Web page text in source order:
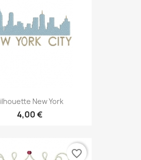
New York
4,00 €
favorite_border